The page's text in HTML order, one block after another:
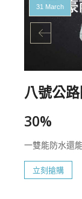
31 March
八號公
30%
一雙能防水還
立刻搶購